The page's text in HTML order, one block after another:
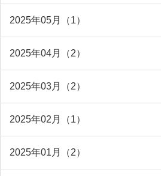
2025年05月（1）
2025年04月（2）
2025年03月（2）
2025年02月（1）
2025年01月（2）